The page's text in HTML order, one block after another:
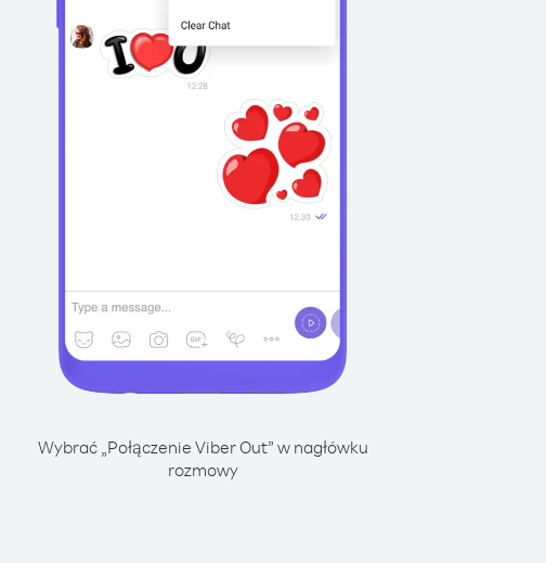
Wybrać „Połączenie Viber Out” w nagłówku
rozmowy